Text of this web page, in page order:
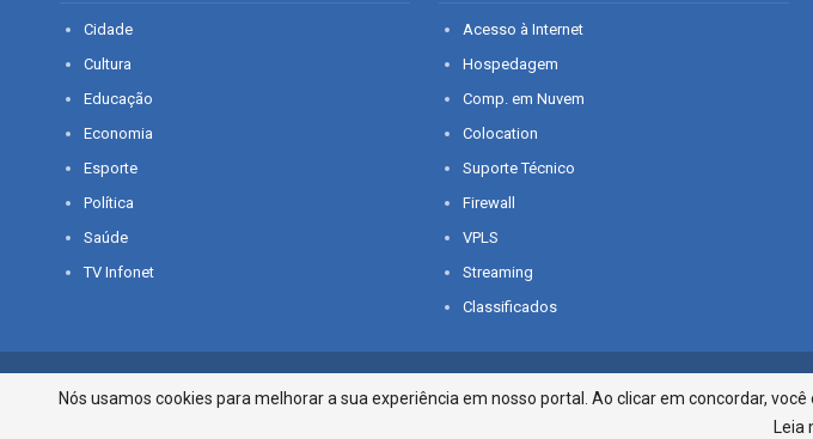
Cidade
Cultura
Educação
Economia
Esporte
Política
Saúde
TV Infonet
Acesso à Internet
Hospedagem
Comp. em Nuvem
Colocation
Suporte Técnico
Firewall
VPLS
Streaming
Classificados
© 2026 - O que é notícia em Sergipe. Todos os direitos reservados.
Nós usamos cookies para melhorar a sua experiência em nosso portal. Ao clicar em concordar,
Leia